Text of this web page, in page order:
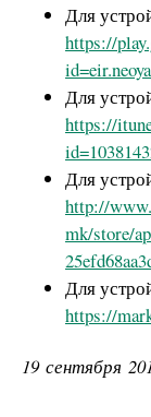
Для
https://
Для
https://
Для
http://
mk/store/
Для
https://
19 сентября